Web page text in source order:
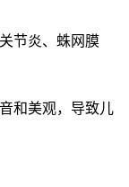
节炎、蛛网膜
和美观，导致儿